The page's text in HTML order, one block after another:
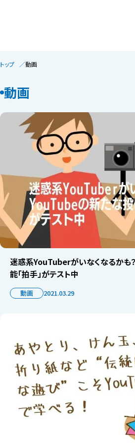
トップ 動画
動画
迷惑系YouTuberがいなくなるか
能「拍手」がテスト中
動画 2021.03.29